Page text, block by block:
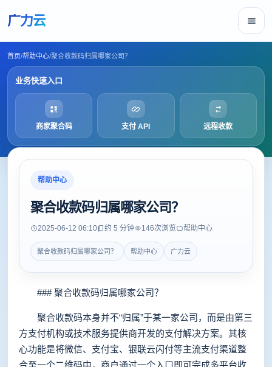
广力云
首页/帮助中心/聚合收款码归属哪家公司？
业务快速入口
商家聚合码 支付 API 远程收款
帮助中心
聚合收款码归属哪家公司？
2025-06-12 06:10 约 5 分钟 146次浏览 帮助中心
聚合收款码归属哪家公司？ 帮助中心 广力云
### 聚合收款码归属哪家公司？
聚合收款码本身并不“归属”于某一家公司，而是由第三
方支付机构或技术服务提供商开发的支付解决方案。其核
心功能是将微信、支付宝、银联云闪付等主流支付渠道整
合至一个二维码中，商户通过一个入口即可完成多平台收